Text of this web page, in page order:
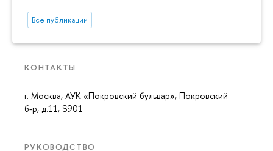
Все публикации
КОНТАКТЫ
г. Москва, АУК «Покровский бульвар», Покровский
б-р, д.11, S901
РУКОВОДСТВО